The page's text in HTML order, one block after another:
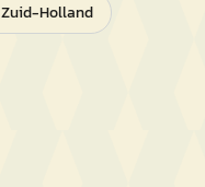
Zuid-Holland